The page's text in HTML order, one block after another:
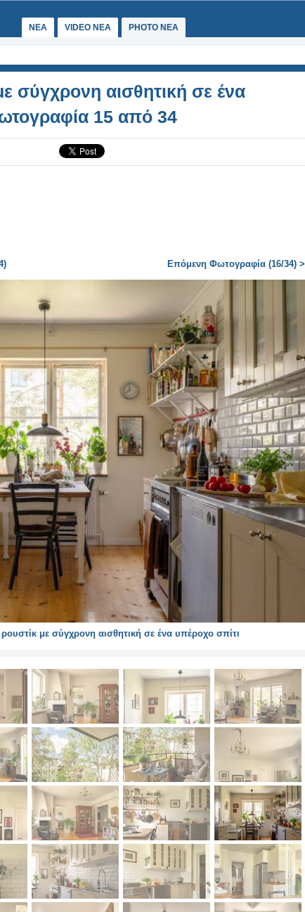
ΝΕΑ VIDEO NEA PHOTO NEA
σύγχρονη αισθητική σε ένα
15 από 34
Επόμενη Φωτογραφία (16/34) >
με σύγχρονη αισθητική σε ένα υπέροχο σπίτι